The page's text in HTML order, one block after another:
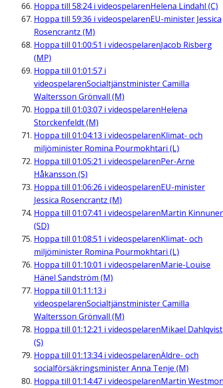
Hoppa till 58:24i videospelarenHelena Lindahl (C)
Hoppa till 59:36 i videospelarenEU-minister Jessica
Rosencrantz (M)
Hoppa till 01:00:51 i videospelarenJacob Risberg
(MP)
Hoppa till 01:01:57 i
videospelarenSocialtjänstminister Camilla
Waltersson Grönvall (M)
Hoppa till 01:03:07 i videospelarenHelena
Storckenfeldt (M)
Hoppa till 01:04:13 i videospelarenKlimat- och
miljöminister Romina Pourmokhtari (L)
Hoppa till 01:05:21 i videospelarenPer-Arne
Håkansson (S)
Hoppa till 01:06:26 i videospelarenEU-minister
Jessica Rosencrantz (M)
Hoppa till 01:07:41 i videospelarenMartin
(SD)
Hoppa till 01:08:51 i videospelarenKlimat- och
miljöminister Romina Pourmokhtari (L)
Hoppa till 01:10:01 i videospelarenMarie-Louise
Hänel Sandström (M)
Hoppa till 01:11:13 i
videospelarenSocialtjänstminister Camilla
Waltersson Grönvall (M)
Hoppa till 01:12:21 i videospelarenMikael Dahlqvist
(S)
Hoppa till 01:13:34i videospelarenÄldre- och
socialförsäkringsminister Anna Tenje (M)
Hoppa till 01:14:47 i videospelarenMartin